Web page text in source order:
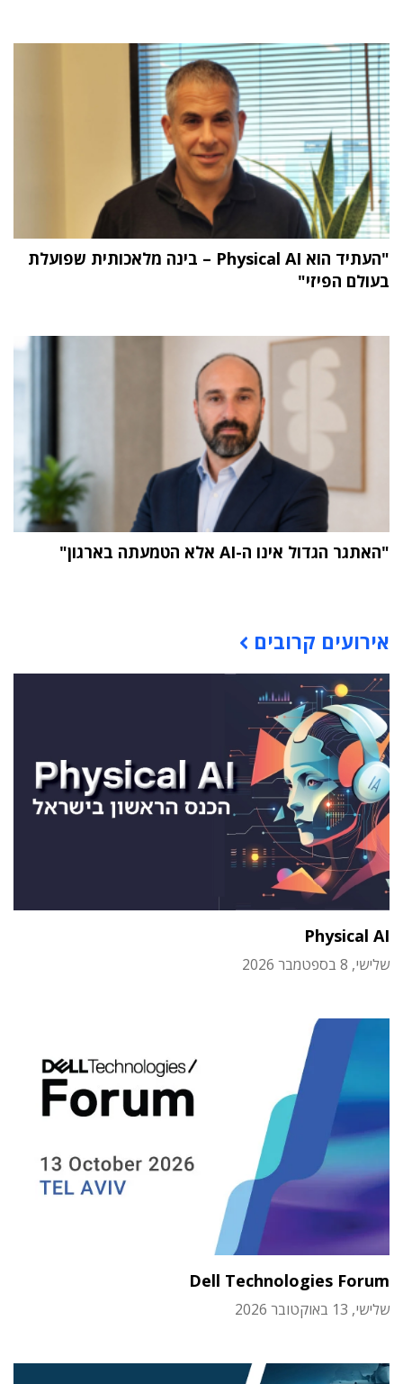
"העתיד הוא Physical AI – בינה מלאכותית שפועלת
בעולם הפיזי"
"האתגר הגדול אינו ה-AI אלא הטמעתה בארגון"
אירועים קרובים
Physical AI
שלישי, 8 בספטמבר 2026
Dell Technologies Forum
שלישי, 13 באוקטובר 2026